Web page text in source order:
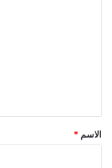
*
الاسم *